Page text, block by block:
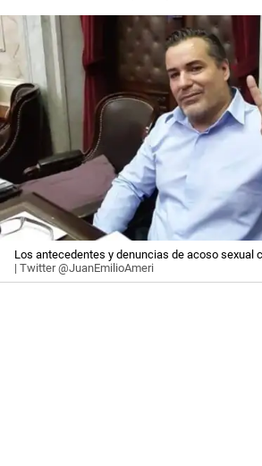
Los antecedentes y denuncias de acoso sexual
| Twitter @JuanEmilioAmeri